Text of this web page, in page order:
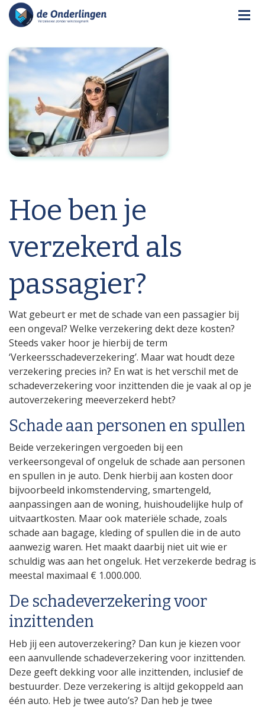
Hoe ben je
verzekerd als
passagier?
Wat gebeurt er met de schade van een passagier bij
een ongeval? Welke verzekering dekt deze kosten?
Steeds vaker hoor je hierbij de term
‘Verkeersschadeverzekering’. Maar wat houdt deze
verzekering precies in? En wat is het verschil met de
schadeverzekering voor inzittenden die je vaak al op je
autoverzekering meeverzekerd hebt?
Schade aan personen en spullen
Beide verzekeringen vergoeden bij een
verkeersongeval of ongeluk de schade aan personen
en spullen in je auto. Denk hierbij aan kosten door
bijvoorbeeld inkomstenderving, smartengeld,
aanpassingen aan de woning, huishoudelijke hulp of
uitvaartkosten. Maar ook materiële schade, zoals
schade aan bagage, kleding of spullen die in de auto
aanwezig waren. Het maakt daarbij niet uit wie er
schuldig was aan het ongeluk. Het verzekerde bedrag is
meestal maximaal € 1.000.000.
De schadeverzekering voor
inzittenden
Heb jij een autoverzekering? Dan kun je kiezen voor
een aanvullende schadeverzekering voor inzittenden.
Deze geeft dekking voor alle inzittenden, inclusief de
bestuurder. Deze verzekering is altijd gekoppeld aan
één auto. Heb je twee auto’s? Dan heb je twee